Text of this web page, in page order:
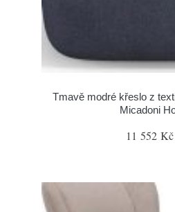
Tmavě modré křeslo z
Micadoni
11 552 Kč